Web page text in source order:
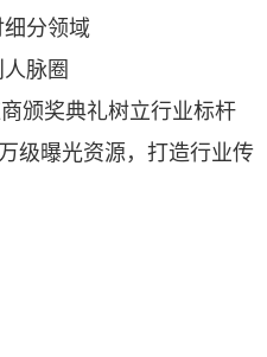
分领域
脉圈
颁奖典礼树立行业标杆
级曝光资源，打造行业传